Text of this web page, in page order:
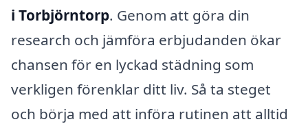
i Torbjörntorp. Genom att göra din
research och jämföra erbjudanden ökar
chansen för en lyckad städning som
verkligen förenklar ditt liv. Så ta steget
och börja med att införa rutinen att alltid